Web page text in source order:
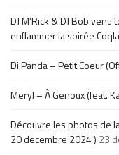
DJ M’Rick & DJ Bob
enflammer la soirée
Di Panda – Petit Coeur
Meryl – À Genoux (feat.
Découvre les photos de
20 decembre 2024 ) 23